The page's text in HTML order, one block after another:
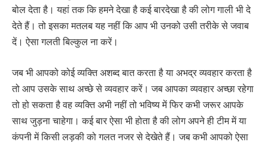
बोल देता है। यहां तक कि हमने देखा है कई बारदेखा है की लोग गाली भी दे
देते हैं। तो इसका मतलब यह नहीं कि आप भी उनको उसी तरीके से जवाब
दें। ऐसा गलती बिल्कुल ना करें।
जब भी आपको कोई व्यक्ति अशब्द बात करता है या अभद्र व्यवहार करता है
तो आप उसके साथ अच्छे से व्यवहार करें। जब आपका व्यवहार अच्छा रहेगा
तो हो सकता है वह व्यक्ति अभी नहीं तो भविष्य में फिर कभी जरूर आपके
साथ जुड़ना चाहेगा। कई बार ऐसा भी होता है की लोग अपने ही टीम में या
कंपनी में किसी लड़की को गलत नजर से देखेते हैं। जब कभी आपको ऐसा